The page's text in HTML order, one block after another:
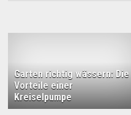
Garten richtig wässern: Die
Vorteile einer
Kreiselpumpe